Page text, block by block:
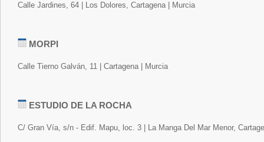
Calle Jardines, 64 | Los Dolores, Cartagena | Murcia
MORPI
Calle Tierno Galván, 11 | Cartagena | Murcia
ESTUDIO DE LA ROCHA
C/ Gran Vía, s/n - Edif. Mapu, loc. 3 | La Manga Del Mar Menor,